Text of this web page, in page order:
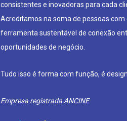
consistentes e inovadoras para cada
Acreditamos na soma de pessoas
ferramenta sustentável de conexão
oportunidades de negócio.
Tudo isso é forma com função, é
Empresa registrada ANCINE